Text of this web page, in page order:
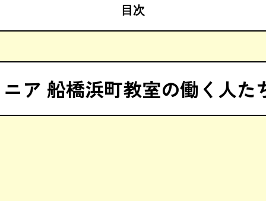
目次
ア 船橋浜町教室の働く人た